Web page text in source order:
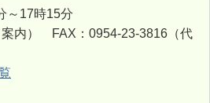
～17時15分
案内） FAX：0954-23-3816（代